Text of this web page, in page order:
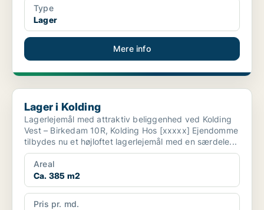
Type
Lager
Mere info
Lager i Kolding
Lager i Kolding
Lagerlejemål med attraktiv beliggenhed ved Kolding
Vest – Birkedam 10R, Kolding Hos [xxxxx] Ejendomme
tilbydes nu et højloftet lagerlejemål med en særdele...
Areal
Ca. 385 m2
Pris pr. md.